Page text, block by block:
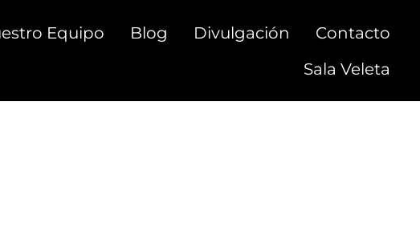
Equipo Blog Divulgación
Contacto
Sala Veleta